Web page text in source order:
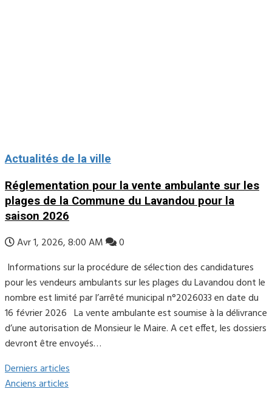
Actualités de la ville
Réglementation pour la vente ambulante sur les
plages de la Commune du Lavandou pour la
saison 2026
Avr 1, 2026, 8:00 AM
0
Informations sur la procédure de sélection des candidatures
pour les vendeurs ambulants sur les plages du Lavandou dont le
nombre est limité par l’arrêté municipal n°2026033 en date du
16 février 2026 La vente ambulante est soumise à la délivrance
d’une autorisation de Monsieur le Maire. A cet effet, les dossiers
devront être envoyés…
Derniers articles
Anciens articles